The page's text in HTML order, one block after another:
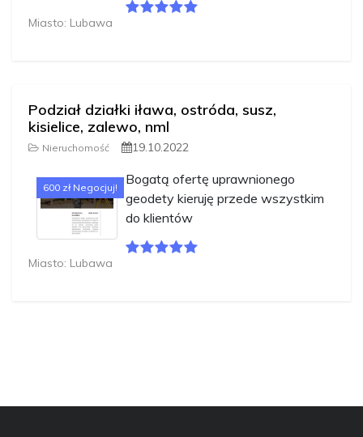
Miasto: Lubawa
Podział działki iława, ostróda, susz,
kisielice, zalewo, nml
Nieruchomość 19.10.2022
600 zł Negocjuj!
Bogatą ofertę uprawnionego
geodety kieruję przede wszystkim
do klientów
Miasto: Lubawa